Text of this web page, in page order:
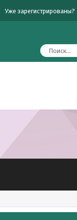
Уже зарегистрированы?